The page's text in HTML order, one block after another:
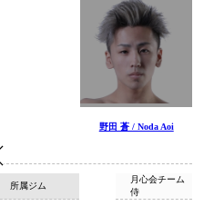
中文（繁體
野田 蒼 / Noda Aoi
所属ジム
月心会チーム
侍